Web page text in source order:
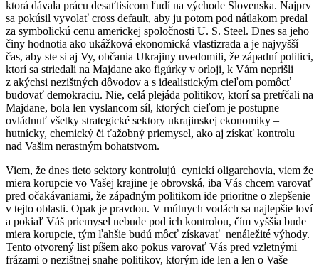
ktorá dávala prácu desaťtisícom ľudí na východe Slovenska. Najprv
sa pokúsil vyvolať cross default, aby ju potom pod nátlakom predal
za symbolickú cenu americkej spoločnosti U. S. Steel. Dnes sa jeho
činy hodnotia ako ukážková ekonomická vlastizrada a je najvyšší
čas, aby ste si aj Vy, občania Ukrajiny uvedomili, že západní politici,
ktorí sa striedali na Majdane ako figúrky v orloji, k Vám neprišli
z akýchsi nezištných dôvodov a s idealistickým cieľom pomôcť
budovať demokraciu. Nie, celá plejáda politikov, ktorí sa pretŕčali na
Majdane, bola len vyslancom síl, ktorých cieľom je postupne
ovládnuť všetky strategické sektory ukrajinskej ekonomiky –
hutnícky, chemický či ťažobný priemysel, ako aj získať kontrolu
nad Vašim nerastným bohatstvom.
Viem, že dnes tieto sektory kontrolujú cynickí oligarchovia, viem že
miera korupcie vo Vašej krajine je obrovská, iba Vás chcem varovať
pred očakávaniami, že západným politikom ide prioritne o zlepšenie
v tejto oblasti. Opak je pravdou. V mútnych vodách sa najlepšie loví
a pokiaľ Váš priemysel nebude pod ich kontrolou, čím vyššia bude
miera korupcie, tým ľahšie budú môcť získavať nenáležité výhody.
Tento otvorený list píšem ako pokus varovať Vás pred vzletnými
frázami o nezištnej snahe politikov, ktorým ide len a len o Vaše